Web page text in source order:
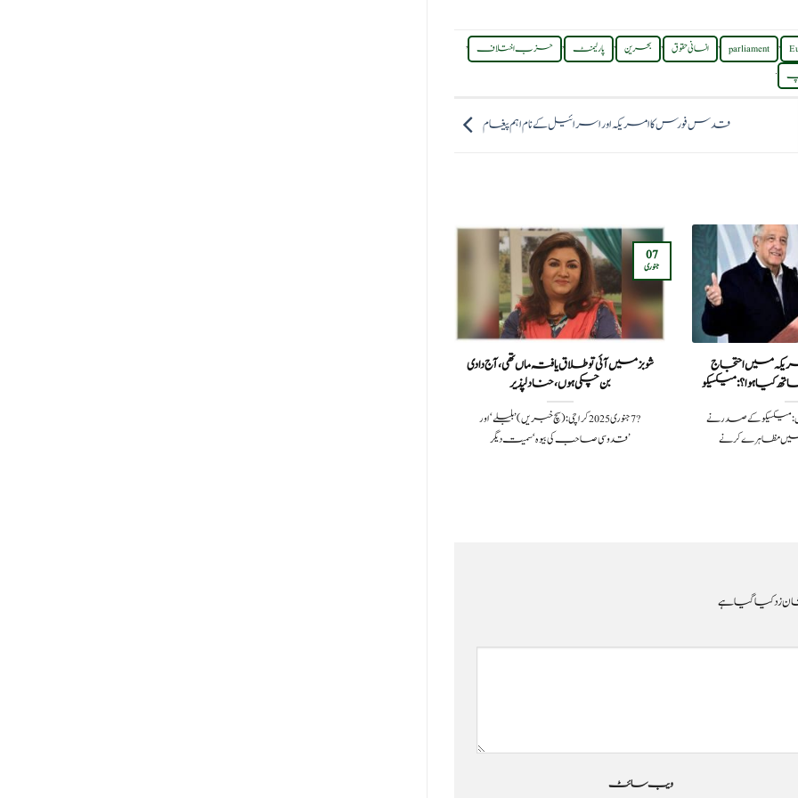
,
parliament
, انسانی حقوق , بحرین , پارلیمنٹ , حزب اختلاف ,
.
قدس فورس کا امریکہ اور اسرائیل کے نام اہم پیغام
میں احتجاج
کیا ہوا؟: میکسیکو
خبریں: میکسیکو کے صدر نے
مظاہرے کرنے
شوبز میں آئی تو طلاق یافتہ ماں تھی، آج دادی
بن چکی ہوں، حنا دلپذیر
?️ 7 جنوری 2025 کراچی: (سچ خبریں) ’بلبلے‘ اور
’قدوسی صاحب کی بیوہ‘ سمیت دیگر
07
جنوری
زد کیا گیا ہے
ویب‌ سائٹ